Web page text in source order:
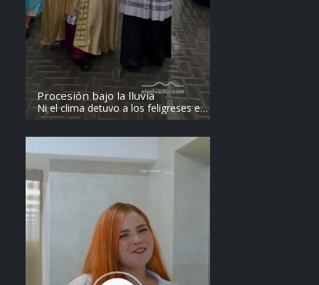
Procesión bajo la lluvia
Ni el clima detuvo a los feligreses en
el recorrido del Divino Salvador del